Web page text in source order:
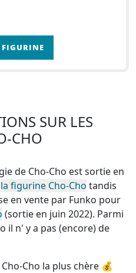
SUR LES
CHO
de Cho-Cho est sortie en
la figurine Cho-Cho tandis
en vente par Funko pour
(sortie en juin 2022). Parmi
il n' y a pas (encore) de
Cho-Cho la plus chère 💰